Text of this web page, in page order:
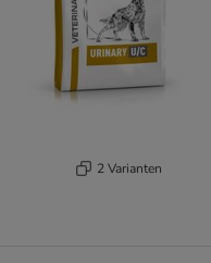
2 Varianten